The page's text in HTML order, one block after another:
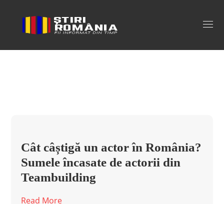
bromania producator teambuilding
Tag
Cât câștigă un actor în România?
Sumele încasate de actorii din
Teambuilding
Read More